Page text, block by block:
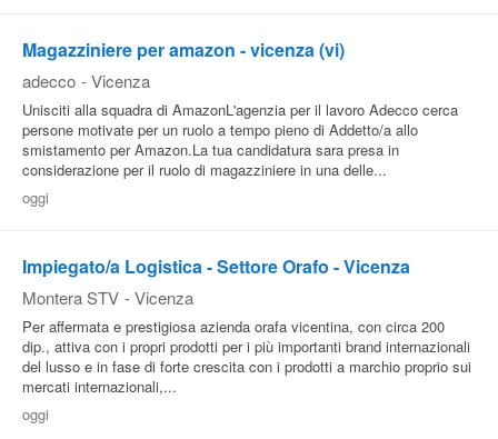
Magazziniere per amazon - vicenza (vi)
adecco - Vicenza
Unisciti alla squadra di AmazonL'agenzia per il lavoro Adecco cerca
persone motivate per un ruolo a tempo pieno di Addetto/a allo
smistamento per Amazon.La tua candidatura sara presa in
considerazione per il ruolo di magazziniere in una delle...
oggi
Impiegato/a Logistica - Settore Orafo - Vicenza
Montera STV - Vicenza
Per affermata e prestigiosa azienda orafa vicentina, con circa 200
dip., attiva con i propri prodotti per i più importanti brand internazionali
del lusso e in fase di forte crescita con i prodotti a marchio proprio sui
mercati internazionali,...
oggi